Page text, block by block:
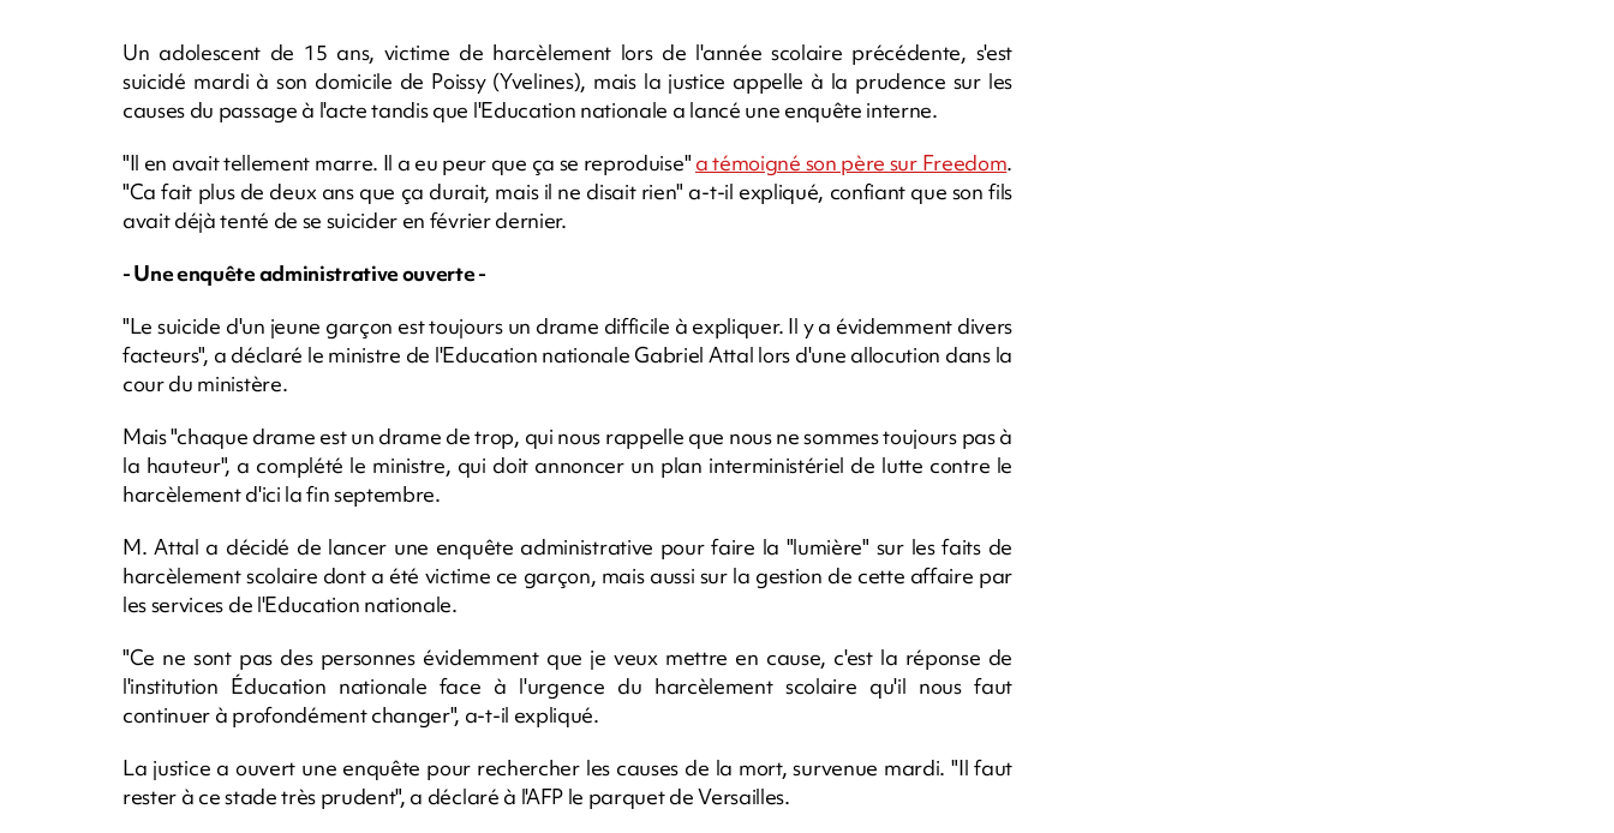
Un adolescent de 15 ans, victime de harcèlement lors de l'année scolaire précédente, s'est
suicidé mardi à son domicile de Poissy (Yvelines), mais la justice appelle à la prudence sur les
causes du passage à l'acte tandis que l'Education nationale a lancé une enquête interne.
"Il en avait tellement marre. Il a eu peur que ça se reproduise" a témoigné son père sur Freedom.
"Ca fait plus de deux ans que ça durait, mais il ne disait rien" a-t-il expliqué, confiant que son fils
avait déjà tenté de se suicider en février dernier.
- Une enquête administrative ouverte -
"Le suicide d'un jeune garçon est toujours un drame difficile à expliquer. Il y a évidemment divers
facteurs", a déclaré le ministre de l'Education nationale Gabriel Attal lors d'une allocution dans la
cour du ministère.
Mais "chaque drame est un drame de trop, qui nous rappelle que nous ne sommes toujours pas à
la hauteur", a complété le ministre, qui doit annoncer un plan interministériel de lutte contre le
harcèlement d'ici la fin septembre.
M. Attal a décidé de lancer une enquête administrative pour faire la "lumière" sur les faits de
harcèlement scolaire dont a été victime ce garçon, mais aussi sur la gestion de cette affaire par
les services de l'Education nationale.
"Ce ne sont pas des personnes évidemment que je veux mettre en cause, c'est la réponse de
l'institution Éducation nationale face à l'urgence du harcèlement scolaire qu'il nous faut
continuer à profondément changer", a-t-il expliqué.
La justice a ouvert une enquête pour rechercher les causes de la mort, survenue mardi. "Il faut
rester à ce stade très prudent", a déclaré à l'AFP le parquet de Versailles.